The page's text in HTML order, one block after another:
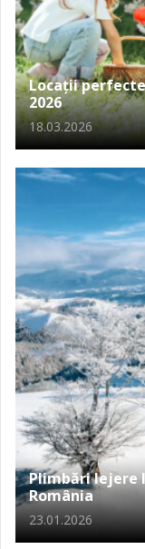
Locații
2026
18.03.2026
Plimbări lejere
România
23.01.2026